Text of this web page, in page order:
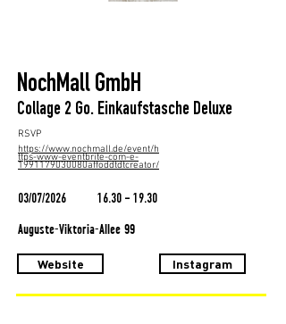
NochMall GmbH
Collage 2 Go. Einkaufstasche Deluxe
RSVP
https://www.nochmall.de/event/h
ttps-www-eventbrite-com-e-
1991179030080affoddtdtcreator/
03/07/2026 16.30 - 19.30
Auguste-Viktoria-Allee 99
Website Instagram